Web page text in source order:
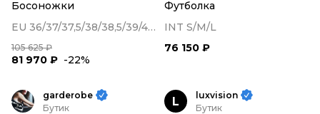
Босоножки
EU 36/37/37,5/38/38,5/39/40/41/42
105 625 ₽
81 970 ₽ -22%
Футболка
INT S/M/L
76 150 ₽
garderobe
Бутик
L
luxvision
Бутик